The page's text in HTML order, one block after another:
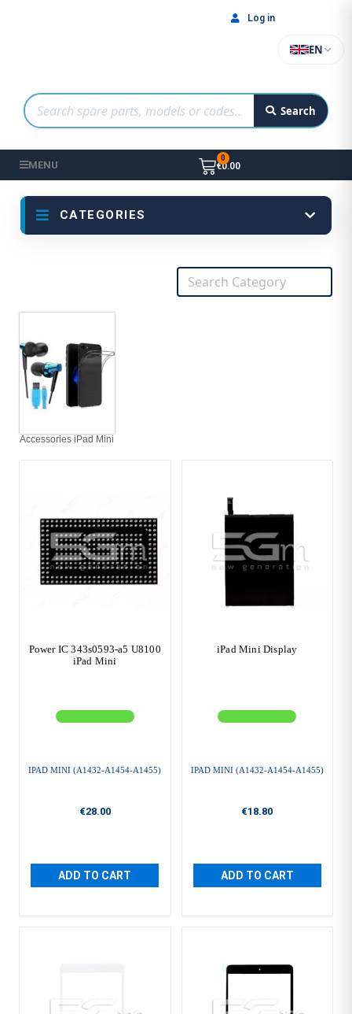
Search
EN
Log in
MENU €0.00
CATEGORIES
Accessories iPad Mini
Power IC 343s0593-a5 U8100
iPad Mini
IPAD MINI (A1432-A1454-A1455)
€28.00
ADD TO CART
iPad Mini Display
IPAD MINI (A1432-A1454-A1455)
€18.80
ADD TO CART